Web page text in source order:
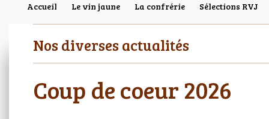
Accueil Le vin jaune La confrérie Sélections RVJ
Nos diverses actualités
Coup de coeur 2026